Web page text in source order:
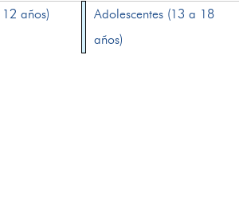
años)
Adolescentes (13 a 18
años)